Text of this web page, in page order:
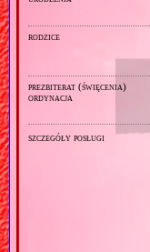
rodzice
prezbiterat (święcenia)
ordynacja
szczegóły posługi